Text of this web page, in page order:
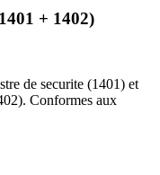
+ 1402)
de securite (1401) et
Conformes aux